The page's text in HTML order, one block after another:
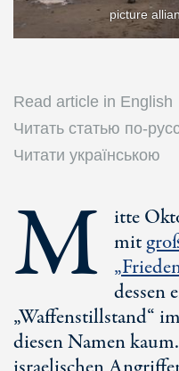
picture
Read article in English
Читать статью по-
Читати українською
M itte
mit
dessen
„Waffenstillstand“
diesen Namen